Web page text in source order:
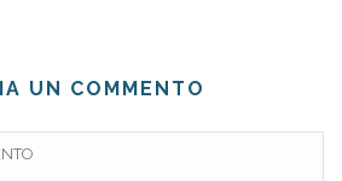
UN COMMENTO